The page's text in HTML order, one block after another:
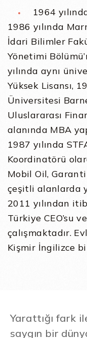
1964
1986 yılında
İdari Bilimler
Yönetimi
yılında aynı
Yüksek Lisansı,
Üniversitesi
Uluslararası
alanında MBA
1987 yılında
Koordinatörü
Mobil Oil, Garanti
çeşitli alanlarda
2011 yılından
Türkiye CEO’su
çalışmaktadır.
Kişmir İngilizce
Yarattığı fark
saygın bir